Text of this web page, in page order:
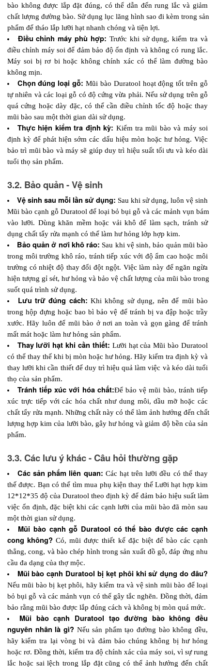
bào không được lắp đặt đúng, có thể dẫn đến rung lắc và giảm
chất lượng đường bào. Sử dụng lục lăng hình sao đi kèm trong sản
phẩm để tháo lắp lưỡi hạt nhanh chóng và tiện lợi.
Điều chỉnh máy phù hợp: Trước khi sử dụng, kiểm tra và
điều chỉnh máy soi để đảm bảo độ ổn định và không có rung lắc.
Máy soi bị rơ bi hoặc không chính xác có thể làm đường bào
không mịn.
Chọn đúng loại gỗ: Mũi bào Duratool hoạt động tốt trên gỗ
tự nhiên và các loại gỗ có độ cứng vừa phải. Nếu sử dụng trên gỗ
quá cứng hoặc dày đặc, có thể cần điều chỉnh tốc độ hoặc thay
mũi bào sau một thời gian dài sử dụng.
Thực hiện kiểm tra định kỳ: Kiểm tra mũi bào và máy soi
định kỳ để phát hiện sớm các dấu hiệu mòn hoặc hư hỏng. Việc
bảo trì mũi bào và máy sẽ giúp duy trì hiệu suất tối ưu và kéo dài
tuổi thọ sản phẩm.
3.2. Bảo quản - Vệ sinh
Vệ sinh sau mỗi lần sử dụng: Sau khi sử dụng, luôn vệ sinh
Mũi bào cạnh gỗ Duratool để loại bỏ bụi gỗ và các mảnh vụn bám
vào lưỡi. Dùng khăn mềm hoặc vải khô để làm sạch, tránh sử
dụng chất tẩy rửa mạnh có thể làm hư hỏng lớp hợp kim.
Bảo quản ở nơi khô ráo: Sau khi vệ sinh, bảo quản mũi bào
trong môi trường khô ráo, tránh tiếp xúc với độ ẩm cao hoặc môi
trường có nhiệt độ thay đổi đột ngột. Việc làm này để ngăn ngừa
hiện tượng gỉ sét, hư hỏng và bảo vệ chất lượng của mũi bào trong
suốt quá trình sử dụng.
Lưu trữ đúng cách: Khi không sử dụng, nên để mũi bào
trong hộp đựng hoặc bao bì bảo vệ để tránh bị va đập hoặc trầy
xước. Hãy luôn để mũi bào ở nơi an toàn và gọn gàng để tránh
mất mát hoặc làm hư hỏng sản phẩm.
Thay lưỡi hạt khi cần thiết: Lưỡi hạt của Mũi bào Duratool
có thể thay thế khi bị mòn hoặc hư hỏng. Hãy kiểm tra định kỳ và
thay lưỡi khi cần thiết để duy trì hiệu quả làm việc và kéo dài tuổi
thọ của sản phẩm.
Tránh tiếp xúc với hóa chất:Để bảo vệ mũi bào, tránh tiếp
xúc trực tiếp với các hóa chất như dung môi, dầu mỡ hoặc các
chất tẩy rửa mạnh. Những chất này có thể làm ảnh hưởng đến chất
lượng hợp kim của lưỡi bào, gây hư hỏng và giảm độ bền của sản
phẩm.
3.3. Các lưu ý khác - Câu hỏi thường gặp
Các sản phẩm liên quan: Các hạt trên lưỡi đều có thể thay
thế được. Bạn có thể tìm mua phụ kiện thay thế Lưỡi hạt hợp kim
12*12*35 độ của Duratool theo định kỳ để đảm bảo hiệu suất làm
việc ổn định, đặc biệt khi các cạnh lưỡi của mũi bào đã mòn sau
một thời gian sử dụng.
Mũi bào cạnh gỗ Duratool có thể bào được các cạnh
cong không? Có, mũi được thiết kế đặc biệt để bào các cạnh
thẳng, cong, và bào chép hình trong sản xuất đồ gỗ, đáp ứng nhu
cầu đa dạng của thợ mộc.
Mũi bào cạnh Duratool bị kẹt phôi khi sử dụng do đâu?
Nếu mũi bào bị kẹt phôi, hãy kiểm tra và vệ sinh mũi bào để loại
bỏ bụi gỗ và các mảnh vụn có thể gây tắc nghẽn. Đồng thời, đảm
bảo rằng mũi bào được lắp đúng cách và không bị mòn quá mức.
Mũi bào cạnh Duratool tạo đường bào không đều
nguyên nhân là gì? Nếu sản phẩm tạo đường bào không đều,
hãy kiểm tra lại vòng bi và đảm bảo chúng không bị hư hỏng
hoặc rơ. Đồng thời, kiểm tra độ chính xác của máy soi, vì sự rung
lắc hoặc sai lệch trong lắp đặt cũng có thể ảnh hưởng đến chất